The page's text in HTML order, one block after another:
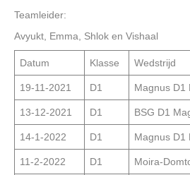
Teamleider:
Avyukt, Emma, Shlok en Vishaal
Datum Klasse Wedstrijd
19-11-2021 D1 Magnus D1
13-12-2021 D1 BSG D1
14-1-2022 D1 Magnus D1
11-2-2022 D1 Moira-